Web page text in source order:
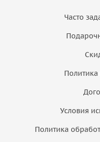
Часто
Политика
Условия
Политика